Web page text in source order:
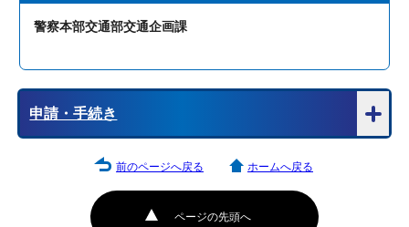
警察本部交通部交通企画課
申請・手続き
ページの先頭へ
前のページへ戻る ホームへ戻る